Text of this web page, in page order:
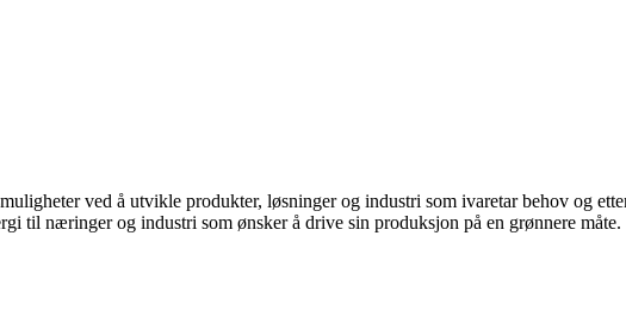
ved å utvikle produkter, løsninger og industri som ivaretar behov og
til næringer og industri som ønsker å drive sin produksjon på en grønnere måte.